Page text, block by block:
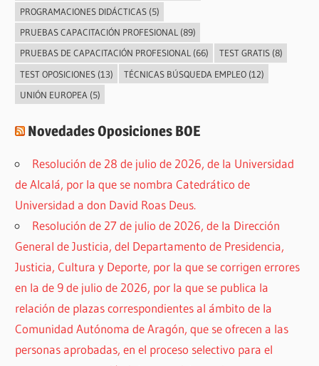
PROGRAMACIONES DIDÁCTICAS(5)
PRUEBAS CAPACITACIÓN PROFESIONAL(89)
PRUEBAS DE CAPACITACIÓN PROFESIONAL(66) TEST GRATIS(8)
TEST OPOSICIONES(13) TÉCNICAS BÚSQUEDA EMPLEO(12)
UNIÓN EUROPEA (5)
Novedades Oposiciones BOE
Resolución de 28 de julio de 2026, de la Universidad
de Alcalá, por la que se nombra Catedrático de
Universidad a don David Roas Deus.
Resolución de 27 de julio de 2026, de la Dirección
General de Justicia, del Departamento de Presidencia,
Justicia, Cultura y Deporte, por la que se corrigen errores
en la de 9 de julio de 2026, por la que se publica la
relación de plazas correspondientes al ámbito de la
Comunidad Autónoma de Aragón, que se ofrecen a las
personas aprobadas, en el proceso selectivo para el